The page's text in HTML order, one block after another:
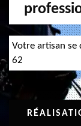
Votre artisan se
62